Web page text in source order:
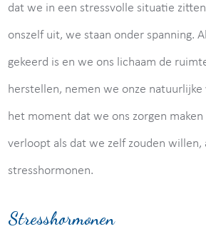
dat we in een stressvolle situatie
onszelf uit, we staan onder spanning.
gekeerd is en we ons lichaam de
herstellen, nemen we onze
het moment dat we ons zorgen
verloopt als dat we zelf zouden willen,
stresshormonen.
Stresshormonen